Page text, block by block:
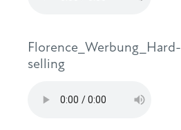
Florence_Werbung_Hard-
selling